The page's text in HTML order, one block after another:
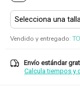
Vendido y entregado:
Envío estándar
Calcula tiempos y